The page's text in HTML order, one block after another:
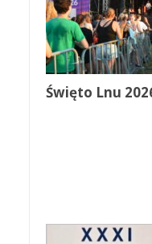
Święto Lnu